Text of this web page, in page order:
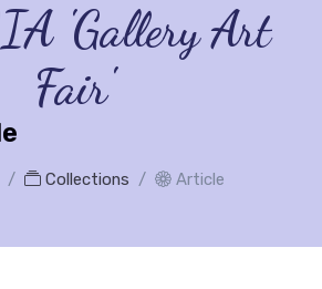
'Gallery Art
Fair'
Collections Article